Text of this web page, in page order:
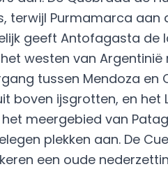
terwijl Purmamarca aan
geeft Antofagasta de
westen van
tussen Mendoza en
boven ijsgrotten, en
meergebied van
plekken aan. De
een oude